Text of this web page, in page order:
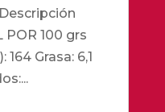
POR 100 grs
Grasa: 6,1